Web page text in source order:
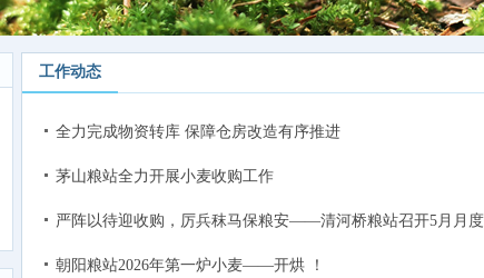
工作动态
全力完成物资转库 保障仓房改造有序推进
茅山粮站全力开展小麦收购工作
严阵以待迎收购，厉兵秣马保粮安——清河桥粮站召开5月月
朝阳粮站2026年第一炉小麦——开烘 ！